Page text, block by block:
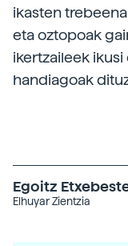
ikasten
eta oztopoak
ikertzaileek
handiagoak
Egoitz
Elhuyar Zientzia